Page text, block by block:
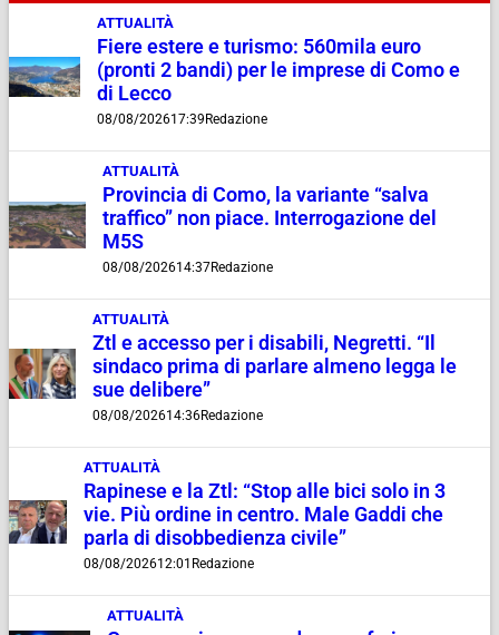
ATTUALITÀ
Fiere estere e turismo: 560mila euro
(pronti 2 bandi) per le imprese di Como e
di Lecco
08/08/202617:39 Redazione
ATTUALITÀ
Provincia di Como, la variante “salva
traffico” non piace. Interrogazione del
M5S
08/08/202614:37Redazione
ATTUALITÀ
Ztl e accesso per i disabili, Negretti. “Il
sindaco prima di parlare almeno legga le
sue delibere”
08/08/202614:36Redazione
ATTUALITÀ
Rapinese e la Ztl: “Stop alle bici solo in 3
vie. Più ordine in centro. Male Gaddi che
parla di disobbedienza civile”
08/08/202612:01 Redazione
ATTUALITÀ